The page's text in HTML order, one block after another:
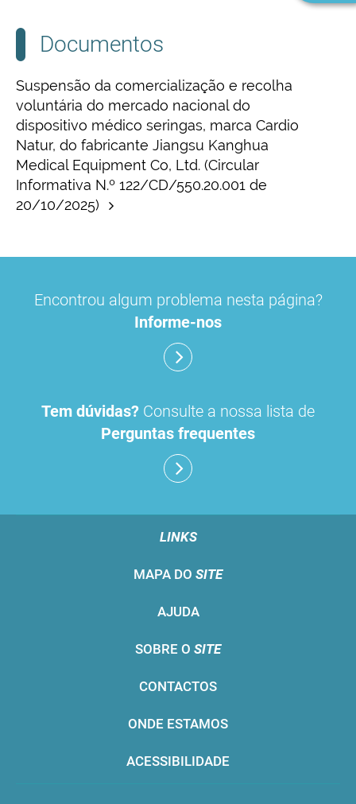
Documentos
Suspensão da comercialização e recolha
voluntária do mercado nacional do
dispositivo médico seringas, marca Cardio
Natur, do fabricante Jiangsu Kanghua
Medical Equipment Co, Ltd. (Circular
Informativa N.º 122/CD/550.20.001 de
20/10/2025)
Encontrou algum problema nesta página?
Informe-nos
Tem dúvidas? Consulte a nossa lista de
Perguntas frequentes
LINKS
MAPA DO SITE
AJUDA
SOBRE O SITE
CONTACTOS
ONDE ESTAMOS
ACESSIBILIDADE